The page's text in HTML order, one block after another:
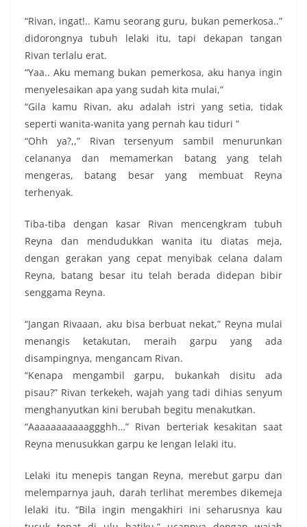
“Rivan, ingat!.. Kamu seorang guru, bukan pemerkosa..”
didorongnya tubuh lelaki itu, tapi dekapan tangan
Rivan terlalu erat.
“Yaa.. Aku memang bukan pemerkosa, aku hanya ingin
menyelesaikan apa yang sudah kita mulai,”
“Gila kamu Rivan, aku adalah istri yang setia, tidak
seperti wanita-wanita yang pernah kau tiduri ”
“Ohh ya?,,” Rivan tersenyum sambil menurunkan
celananya dan memamerkan batang yang telah
mengeras, batang besar yang membuat Reyna
terhenyak.
Tiba-tiba dengan kasar Rivan mencengkram tubuh
Reyna dan mendudukkan wanita itu diatas meja,
dengan gerakan yang cepat menyibak celana dalam
Reyna, batang besar itu telah berada didepan bibir
senggama Reyna.
“Jangan Rivaaan, aku bisa berbuat nekat,” Reyna mulai
menangis ketakutan, meraih garpu yang ada
disampingnya, mengancam Rivan.
“Kenapa mengambil garpu, bukankah disitu ada
pisau?” Rivan terkekeh, wajah yang tadi dihias senyum
menghanyutkan kini berubah begitu menakutkan.
“Aaaaaaaaaaaggghh…” Rivan berteriak kesakitan saat
Reyna menusukkan garpu ke lengan lelaki itu.
Lelaki itu menepis tangan Reyna, merebut garpu dan
melemparnya jauh, darah terlihat merembes dikemeja
lelaki itu. “Bila ingin mengakhiri ini seharusnya kau